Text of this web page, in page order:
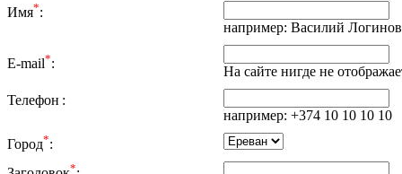
Имя*:
например: Василий Логинов
E-mail*:
На сайте нигде не
Телефон :
например: +374 10 10 10 10
Город*:
*